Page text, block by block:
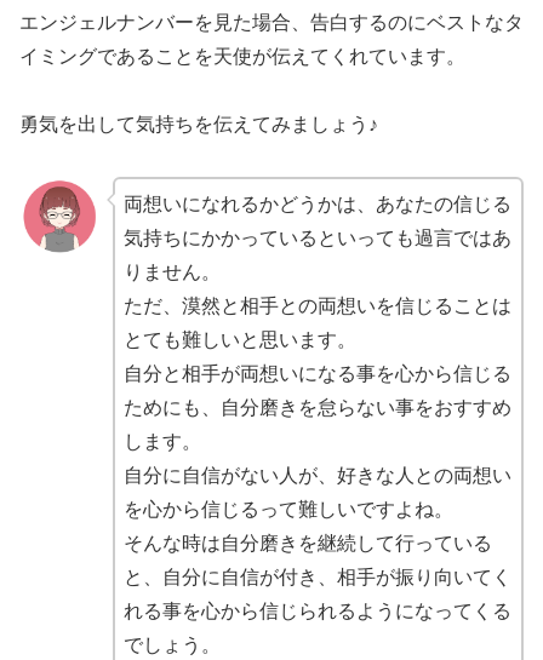
エンジェルナンバーを見た場合、告白するのにベストなタ
イミングであることを天使が伝えてくれています。
勇気を出して気持ちを伝えてみましょう♪
両想いになれるかどうかは、あなたの信じる
気持ちにかかっているといっても過言ではあ
りません。
ただ、漠然と相手との両想いを信じることは
とても難しいと思います。
自分と相手が両想いになる事を心から信じる
ためにも、自分磨きを怠らない事をおすすめ
します。
自分に自信がない人が、好きな人との両想い
を心から信じるって難しいですよね。
そんな時は自分磨きを継続して行っている
と、自分に自信が付き、相手が振り向いてく
れる事を心から信じられるようになってくる
でしょう。